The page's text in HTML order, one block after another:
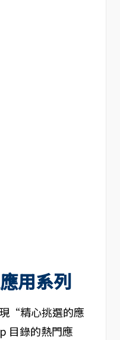
用系列
“精心挑選的應
目錄的熱門應